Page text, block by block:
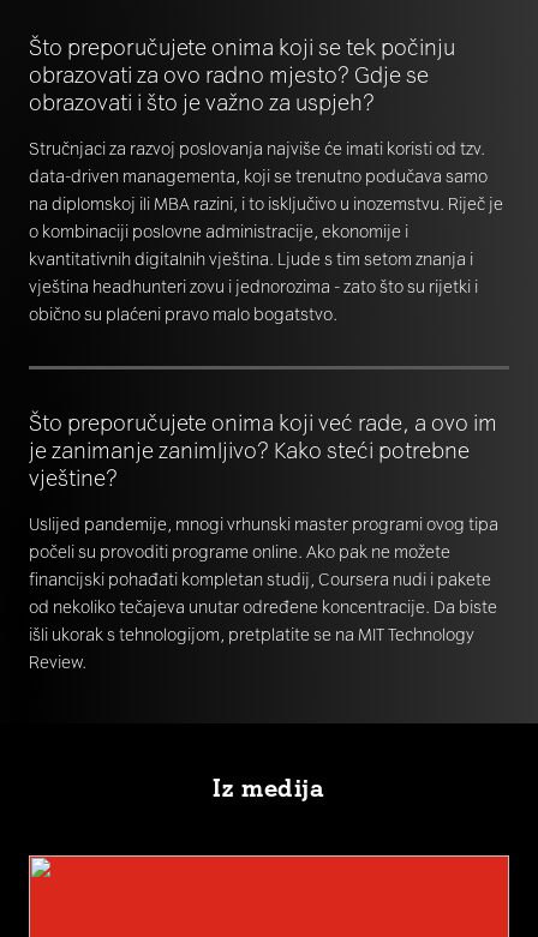
Što preporučujete onima koji se tek počinju
obrazovati za ovo radno mjesto? Gdje se
obrazovati i što je važno za uspjeh?
Stručnjaci za razvoj poslovanja najviše će imati koristi od tzv.
data-driven managementa, koji se trenutno podučava samo
na diplomskoj ili MBA razini, i to isključivo u inozemstvu. Riječ je
o kombinaciji poslovne administracije, ekonomije i
kvantitativnih digitalnih vještina. Ljude s tim setom znanja i
vještina headhunteri zovu i jednorozima - zato što su rijetki i
obično su plaćeni pravo malo bogatstvo.
Što preporučujete onima koji već rade, a ovo im
je zanimanje zanimljivo? Kako steći potrebne
vještine?
Uslijed pandemije, mnogi vrhunski master programi ovog tipa
počeli su provoditi programe online. Ako pak ne možete
financijski pohađati kompletan studij, Coursera nudi i pakete
od nekoliko tečajeva unutar određene koncentracije. Da biste
išli ukorak s tehnologijom, pretplatite se na MIT Technology
Review.
Iz medija